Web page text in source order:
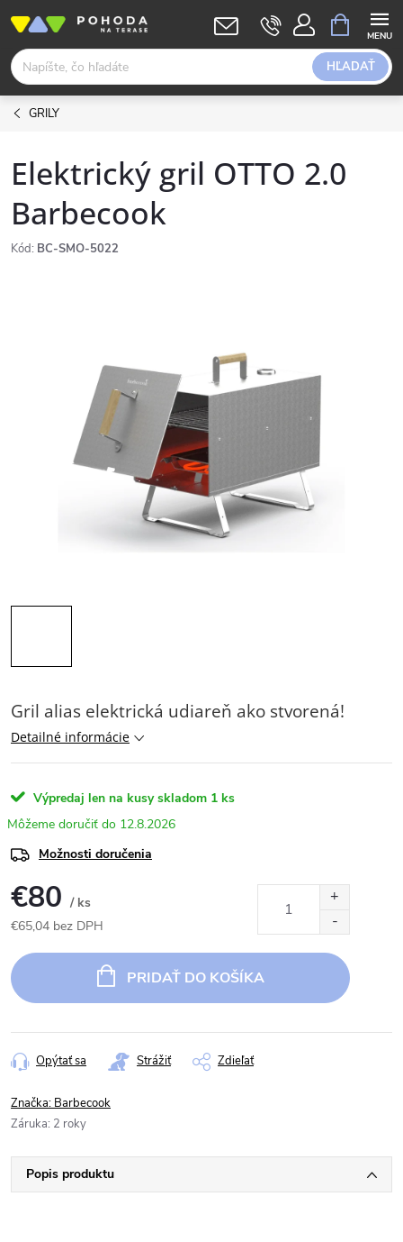
obsah
HĽADAŤ
KOŠÍK
GRILY
Elektrický gril OTTO 2.0
Barbecook
Kód: BC-SMO-5022
Gril alias elektrická udiareň ako stvorená!
Detailné informácie
Výpredaj len na kusy skladom 1 ks
12.8.2026
Možnosti doručenia
€80 / ks
€65,04 bez DPH
cena:
PRIDAŤ DO KOŠÍKA
Opýtať sa Strážiť Zdieľať
Značka: Barbecook
Záruka: 2 roky
Popis produktu